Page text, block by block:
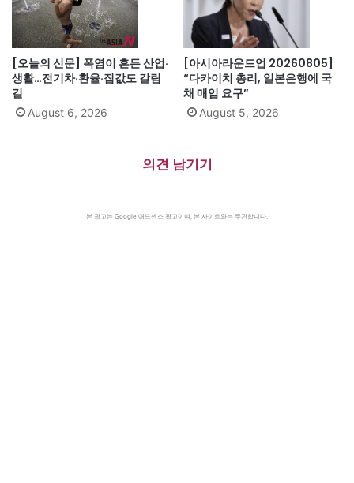
[오늘의 신문] 폭염이 흔든 산업·
생활…전기차·환율·집값도 갈림
길
August 6, 2026
[아시아라운드업 20260805]
“다카이치 총리, 일본은행에 국
채 매입 요구”
August 5, 2026
의견 남기기
본 광고는 Google 애드센스 광고이며, 본 사이트와는 무관합니다.